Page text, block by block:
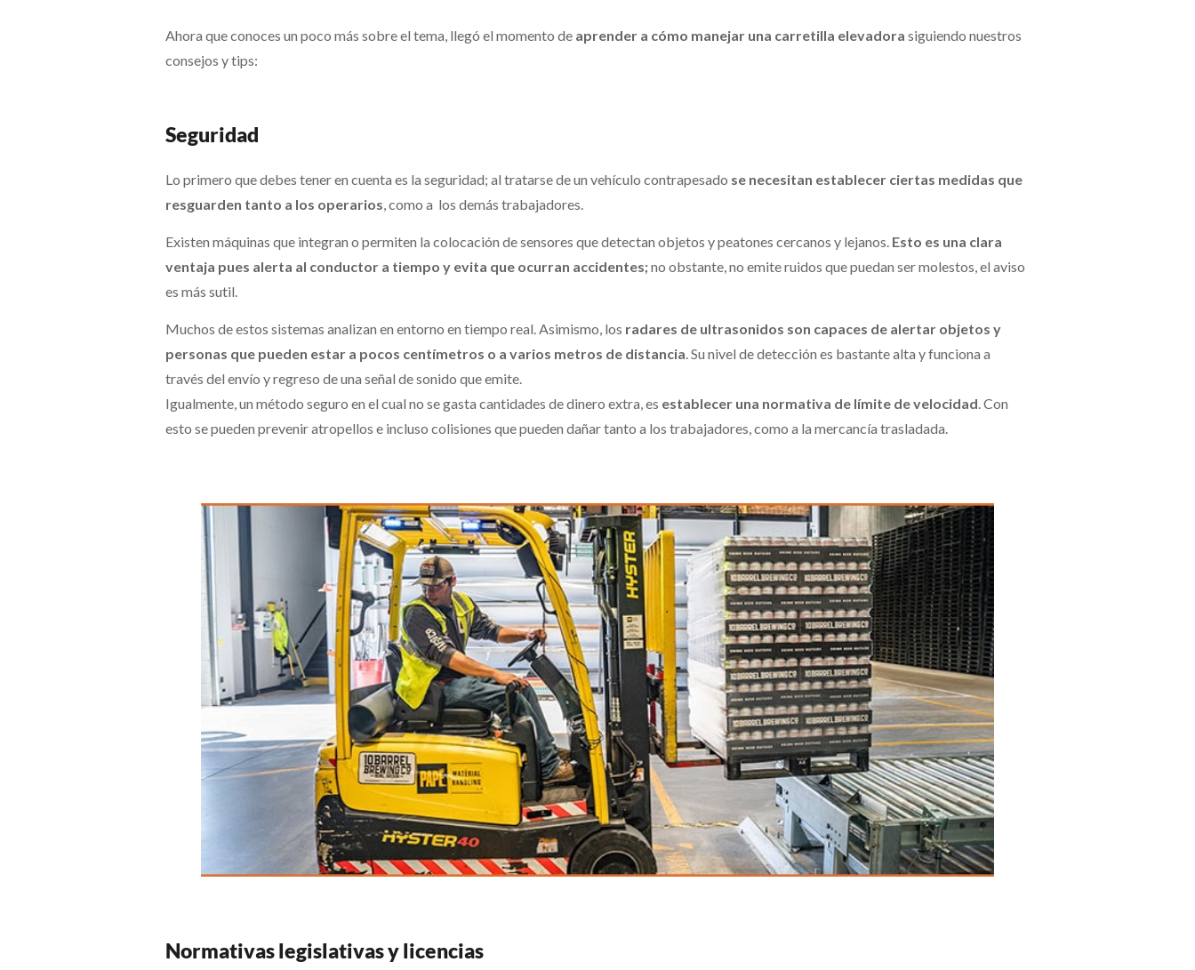
Ahora que conoces un poco más sobre el tema, llegó el momento de aprender a cómo manejar una carretilla elevadora siguiendo nuestros
consejos y tips:
Seguridad
Lo primero que debes tener en cuenta es la seguridad; al tratarse de un vehículo contrapesado se necesitan establecer ciertas medidas que
resguarden tanto a los operarios, como a los demás trabajadores.
Existen máquinas que integran o permiten la colocación de sensores que detectan objetos y peatones cercanos y lejanos. Esto es una clara
ventaja pues alerta al conductor a tiempo y evita que ocurran accidentes;no obstante, no emite ruidos que puedan ser molestos, el aviso
es más sutil.
Muchos de estos sistemas analizan en entorno en tiempo real. Asimismo, los radares de ultrasonidos son capaces de alertar objetos y
personas que pueden estar a pocos centímetros o a varios metros de distancia. Su nivel de detección es bastante alta y funciona a
través del envío y regreso de una señal de sonido que emite.
Igualmente, un método seguro en el cual no se gasta cantidades de dinero extra, es establecer una normativa de límite de velocidad. Con
esto se pueden prevenir atropellos e incluso colisiones que pueden dañar tanto a los trabajadores, como a la mercancía trasladada.
Normativas legislativas y licencias